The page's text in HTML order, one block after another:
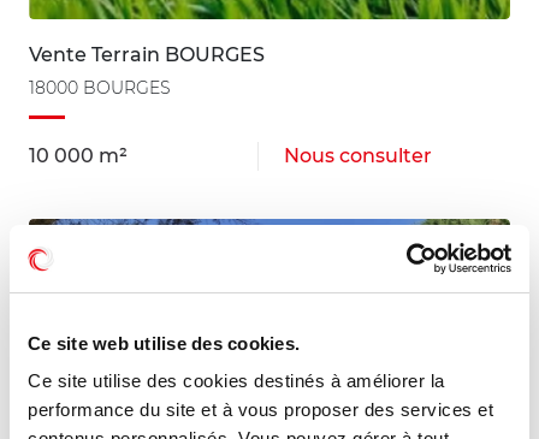
Ce site web utilise des cookies.
Ce site utilise des cookies destinés à améliorer la
performance du site et à vous proposer des services et
Vente Terrain BOURGES
18000 BOURGES
10 000 m² Nous consulter